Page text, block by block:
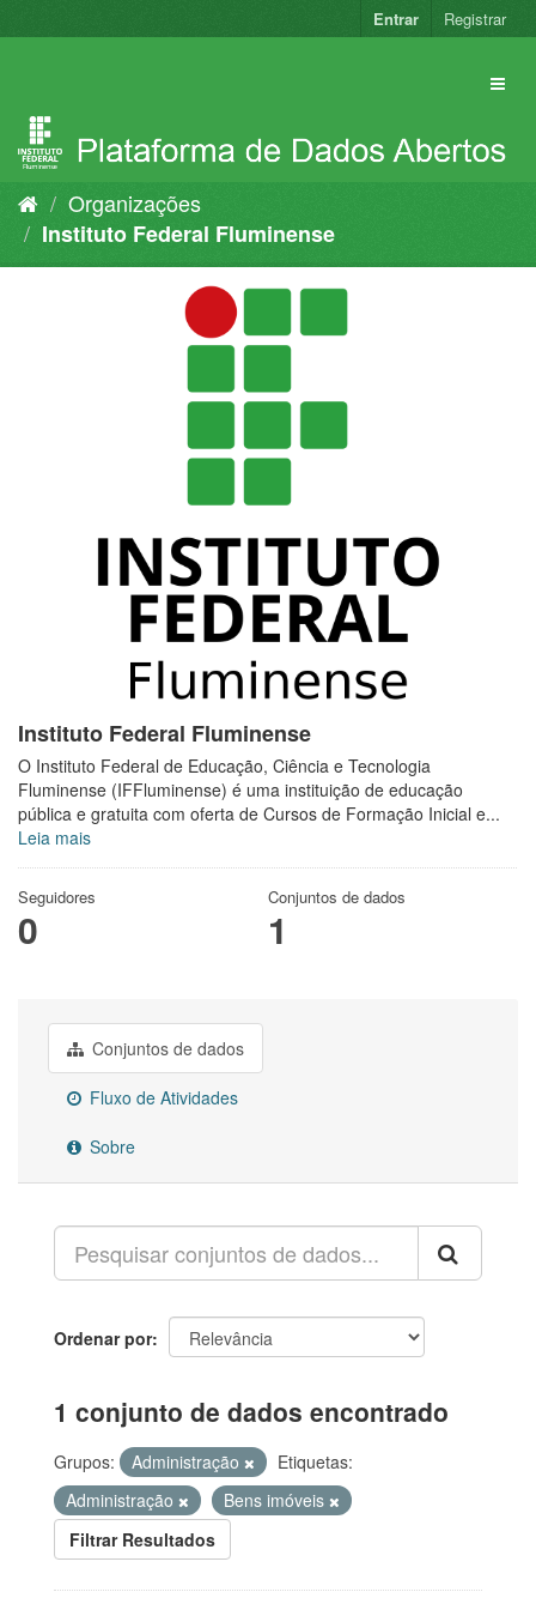
para
Entrar Registrar
Organizações
Instituto Federal Fluminense
Instituto Federal Fluminense
O Instituto Federal de Educação, Ciência e Tecnologia
Fluminense (IFFluminense) é uma instituição de educação
pública e gratuita com oferta de Cursos de Formação Inicial e...
Leia mais
Seguidores
0
Conjuntos de dados
1
Conjuntos de dados
Fluxo de Atividades
Sobre
Ordenar por
1 conjunto de dados encontrado
Grupos: Administração
Etiquetas:
Administração
Bens imóveis
Filtrar Resultados